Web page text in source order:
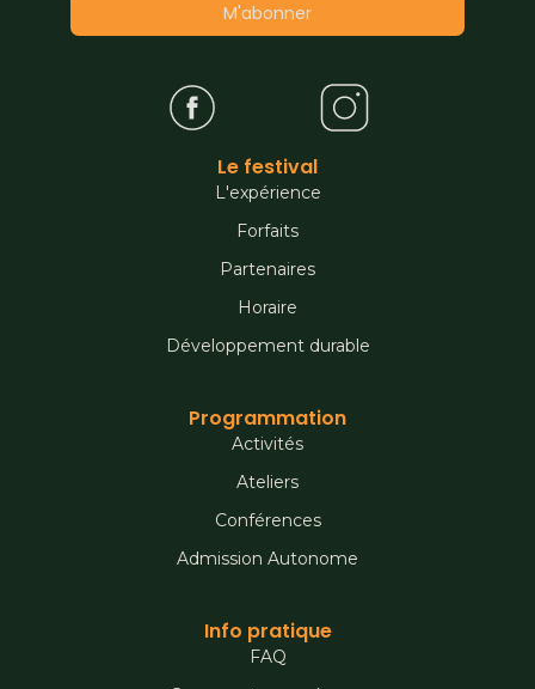
Le festival
L'expérience
Forfaits
Partenaires
Horaire
Développement durable
Programmation
Activités
Ateliers
Conférences
Admission Autonome
Info pratique
FAQ